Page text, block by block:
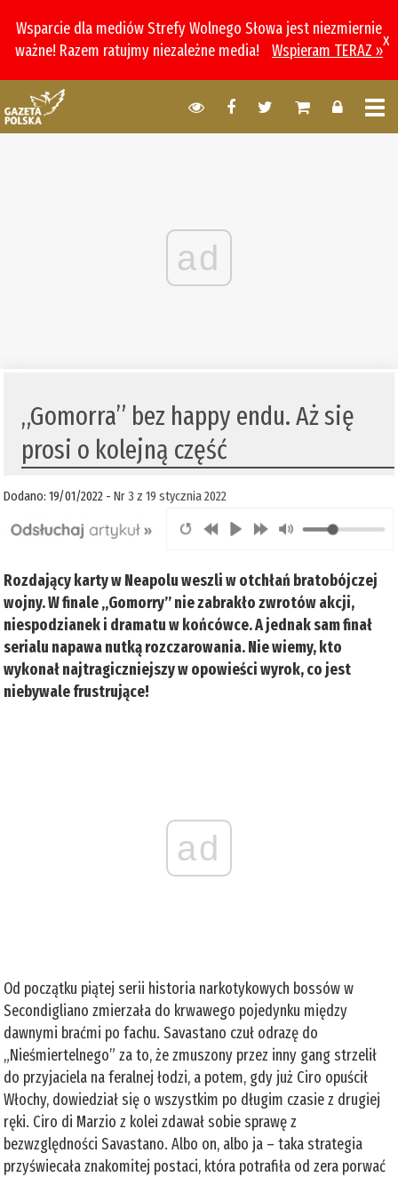
Wsparcie dla mediów Strefy Wolnego Słowa jest niezmiernie
ważne! Razem ratujmy niezależne media!
Wspieram TERAZ »
x
ad
„Gomorra” bez happy endu. Aż się
prosi o kolejną część
Dodano: 19/01/2022 -Nr 3 z 19 stycznia 2022
Rozdający karty w Neapolu weszli w otchłań bratobójczej
wojny. W finale „Gomorry” nie zabrakło zwrotów akcji,
niespodzianek i dramatu w końcówce. A jednak sam finał
serialu napawa nutką rozczarowania. Nie wiemy, kto
wykonał najtragiczniejszy w opowieści wyrok, co jest
niebywale frustrujące!
ad
Od początku piątej serii historia narkotykowych bossów w
Secondigliano zmierzała do krwawego pojedynku między
dawnymi braćmi po fachu. Savastano czuł odrazę do
„Nieśmiertelnego” za to, że zmuszony przez inny gang strzelił
do przyjaciela na feralnej łodzi, a potem, gdy już Ciro opuścił
Włochy, dowiedział się o wszystkim po długim czasie z drugiej
ręki. Ciro di Marzio z kolei zdawał sobie sprawę z
bezwzględności Savastano. Albo on, albo ja – taka strategia
przyświecała znakomitej postaci, która potrafiła od zera porwać